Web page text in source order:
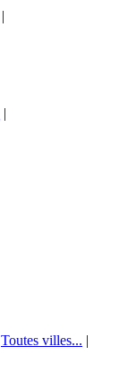
|
|
Toutes villes... |